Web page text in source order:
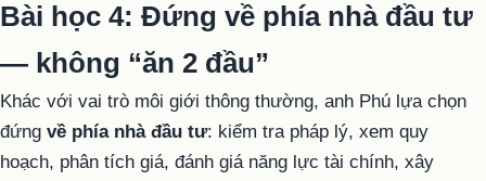
Bài học 4: Đứng về phía nhà đầu tư
— không “ăn 2 đầu”
Khác với vai trò môi giới thông thường, anh Phú lựa chọn
đứng về phía nhà đầu tư: kiểm tra pháp lý, xem quy
hoạch, phân tích giá, đánh giá năng lực tài chính, xây